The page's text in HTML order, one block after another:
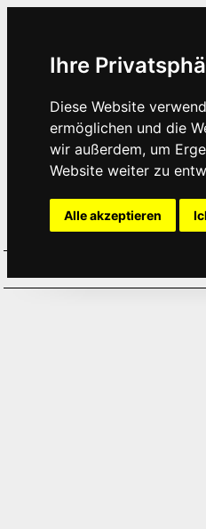
Ihre
Diese Website
ermöglichen und die
wir außerdem, um
Website weiter zu
Alle akzeptieren